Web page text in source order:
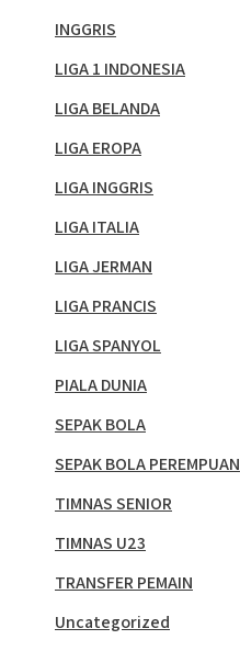
INGGRIS
LIGA 1 INDONESIA
LIGA BELANDA
LIGA EROPA
LIGA INGGRIS
LIGA ITALIA
LIGA JERMAN
LIGA PRANCIS
LIGA SPANYOL
PIALA DUNIA
SEPAK BOLA
SEPAK BOLA PEREMPUAN
TIMNAS SENIOR
TIMNAS U23
TRANSFER PEMAIN
Uncategorized